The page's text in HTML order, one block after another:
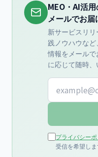
MEO・AI活
メールでお届
新サービスリ
践ノウハウな
情報をメール
に応じて随時、
メールアドレス
プライバシー
受信を希望しま